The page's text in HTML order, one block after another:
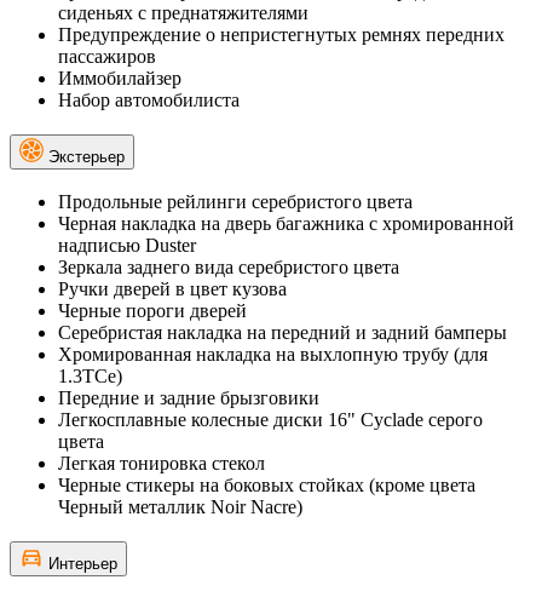
сиденьях с преднатяжителями
Предупреждение о непристегнутых ремнях передних
пассажиров
Иммобилайзер
Набор автомобилиста
Экстерьер
Продольные рейлинги серебристого цвета
Черная накладка на дверь багажника с хромированной
надписью Duster
Зеркала заднего вида серебристого цвета
Ручки дверей в цвет кузова
Черные пороги дверей
Серебристая накладка на передний и задний бамперы
Хромированная накладка на выхлопную трубу (для
1.3TCe)
Передние и задние брызговики
Легкосплавные колесные диски 16" Cyclade серого
цвета
Легкая тонировка стекол
Черные стикеры на боковых стойках (кроме цвета
Черный металлик Noir Nacre)
Интерьер